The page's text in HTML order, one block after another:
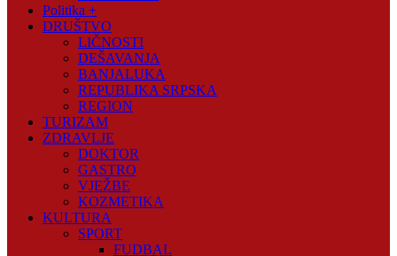
Politika +
DRUŠTVO
LIČNOSTI
DEŠAVANJA
BANJALUKA
REPUBLIKA SRPSKA
REGION
TURIZAM
ZDRAVLJE
DOKTOR
GASTRO
VJEŽBE
KOZMETIKA
KULTURA
SPORT
FUDBAL